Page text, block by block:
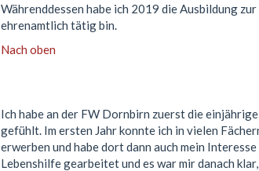
Währenddessen habe ich 2019 die Ausbildung
ehrenamtlich tätig bin.
Nach oben
Ich habe an der FW Dornbirn zuerst die
gefühlt. Im ersten Jahr konnte ich in vielen
erwerben und habe dort dann auch mein
Lebenshilfe gearbeitet und es war mir danach